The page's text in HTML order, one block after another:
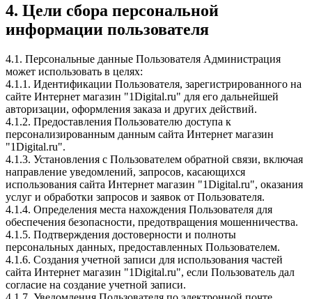
4. Цели сбора персональной
информации пользователя
4.1. Персональные данные Пользователя Администрация
может использовать в целях:
4.1.1. Идентификации Пользователя, зарегистрированного на
сайте Интернет магазин "1Digital.ru" для его дальнейшей
авторизации, оформления заказа и других действий.
4.1.2. Предоставления Пользователю доступа к
персонализированным данным сайта Интернет магазин
"1Digital.ru".
4.1.3. Установления с Пользователем обратной связи, включая
направление уведомлений, запросов, касающихся
использования сайта Интернет магазин "1Digital.ru", оказания
услуг и обработки запросов и заявок от Пользователя.
4.1.4. Определения места нахождения Пользователя для
обеспечения безопасности, предотвращения мошенничества.
4.1.5. Подтверждения достоверности и полноты
персональных данных, предоставленных Пользователем.
4.1.6. Создания учетной записи для использования частей
сайта Интернет магазин "1Digital.ru", если Пользователь дал
согласие на создание учетной записи.